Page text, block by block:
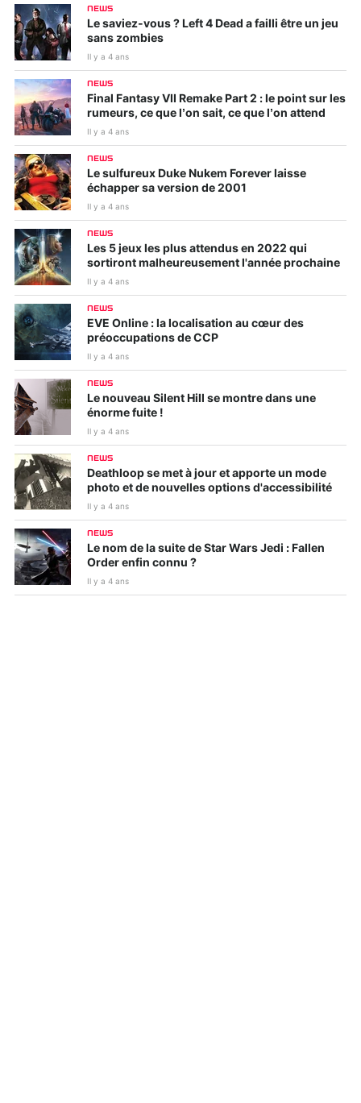
NEWS
Le saviez-vous ? Left 4 Dead a failli être un jeu
sans zombies
Il y a 4 ans
NEWS
Final Fantasy VII Remake Part 2 : le point sur les
rumeurs, ce que l’on sait, ce que l’on attend
Il y a 4 ans
NEWS
Le sulfureux Duke Nukem Forever laisse
échapper sa version de 2001
Il y a 4 ans
NEWS
Les 5 jeux les plus attendus en 2022 qui
sortiront malheureusement l'année prochaine
Il y a 4 ans
NEWS
EVE Online : la localisation au cœur des
préoccupations de CCP
Il y a 4 ans
NEWS
Le nouveau Silent Hill se montre dans une
énorme fuite !
Il y a 4 ans
NEWS
Deathloop se met à jour et apporte un mode
photo et de nouvelles options d'accessibilité
Il y a 4 ans
NEWS
Le nom de la suite de Star Wars Jedi : Fallen
Order enfin connu ?
Il y a 4 ans